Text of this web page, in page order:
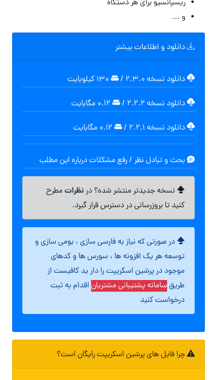
ریسپانسیو برای هر دستگاه
و …
دانلود و اطلاعات بیشتر
دانلود نسخه ۲.۳.۰ /
دانلود نسخه ۲.۲.۲ /
دانلود نسخه ۲.۲.۱ /
بحث و تبادل نظر / رفع مشکلات درباره این مطلب
نسخه جدیدتر منتشر شده؟ درنظراتمطرح
کنید تا بروزرسانی در دسترس قرار گیرد.
در صورتی که نیاز به فارسی سازی ، بومی سازی و
توسعه هر یک افزونه ها ، سورس ها و کدهای
موجود در پرشین اسکریپت را دار ید کافیست از
طریقسامانه پشتیبانی مشتریان اقدام به ثبت
درخواست کنید
چرا فایل های پرشین اسکریپت رایگان است؟